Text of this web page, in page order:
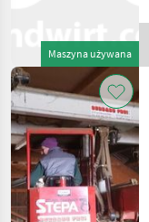
Forwarderow
Hdk
5010es
WYBIERZ
KATEGORIĘ
Stepa
Maszyna używana